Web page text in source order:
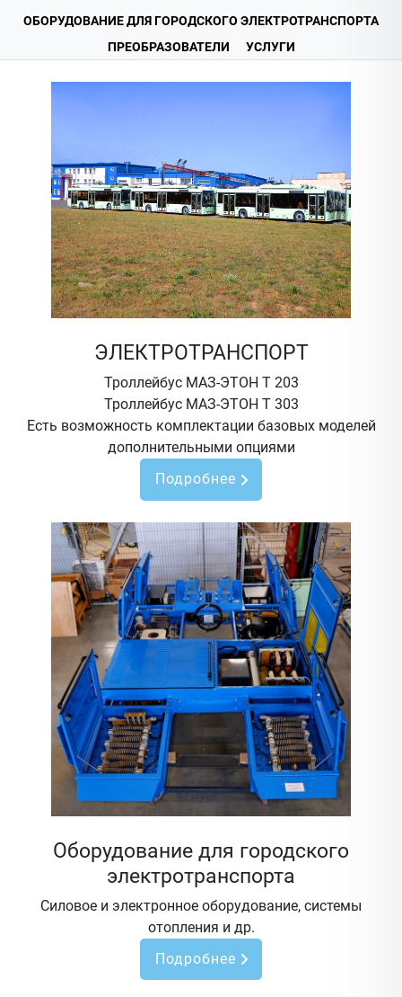
ОБОРУДОВАНИЕ ДЛЯ ГОРОДСКОГО ЭЛЕКТРОТРАНСПОРТА
ПРЕОБРАЗОВАТЕЛИ
УСЛУГИ
ЭЛЕКТРОТРАНСПОРТ
Троллейбус МАЗ-ЭТОН Т 203
Троллейбус МАЗ-ЭТОН Т 303
Есть возможность комплектации базовых моделей
дополнительными опциями
Подробнее
Оборудование для городского
электротранспорта
Силовое и электронное оборудование, системы
отопления и др.
Подробнее